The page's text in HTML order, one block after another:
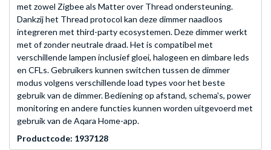
met zowel Zigbee als Matter over Thread ondersteuning.
Dankzij het Thread protocol kan deze dimmer naadloos
integreren met third-party ecosystemen. Deze dimmer werkt
met of zonder neutrale draad. Het is compatibel met
verschillende lampen inclusief gloei, halogeen en dimbare leds
en CFLs. Gebruikers kunnen switchen tussen de dimmer
modus volgens verschillende load types voor het beste
gebruik van de dimmer. Bediening op afstand, schema's, power
monitoring en andere functies kunnen worden uitgevoerd met
gebruik van de Aqara Home-app.
Productcode: 1937128